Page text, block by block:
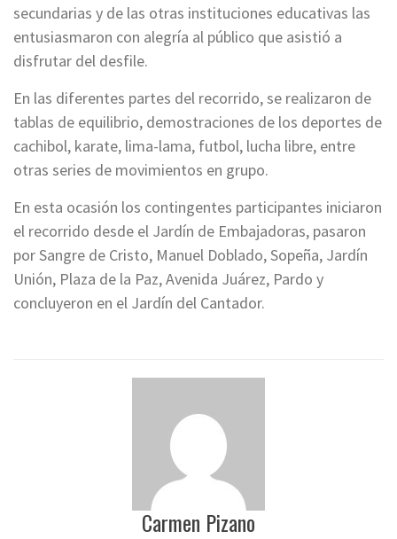
secundarias y de las otras instituciones educativas las
entusiasmaron con alegría al público que asistió a
disfrutar del desfile.
En las diferentes partes del recorrido, se realizaron de
tablas de equilibrio, demostraciones de los deportes de
cachibol, karate, lima-lama, futbol, lucha libre, entre
otras series de movimientos en grupo.
En esta ocasión los contingentes participantes iniciaron
el recorrido desde el Jardín de Embajadoras, pasaron
por Sangre de Cristo, Manuel Doblado, Sopeña, Jardín
Unión, Plaza de la Paz, Avenida Juárez, Pardo y
concluyeron en el Jardín del Cantador.
Carmen Pizano